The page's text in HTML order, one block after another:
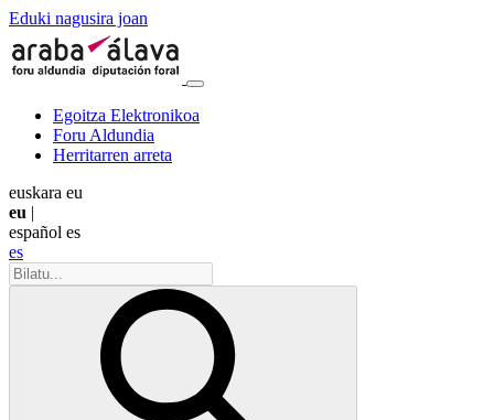
Eduki nagusira joan
Egoitza Elektronikoa
Foru Aldundia
Herritarren arreta
euskara eu
eu |
español es
es